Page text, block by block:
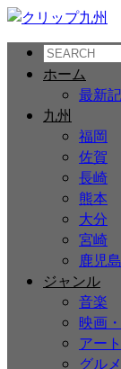
ホーム
最新
九州
福岡
佐賀
長崎
熊本
大分
宮崎
鹿児島
ジャンル
音楽
映画
アー
グルメ